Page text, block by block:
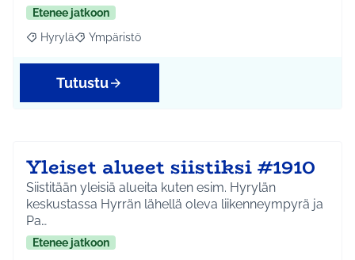
Etenee jatkoon
Rajaa tulokset aihepiirin mukaan: Hyrylä
Hyrylä Rajaa tulokset teeman mukaan: Ympäristö
Ympäristö
Tutustu
Yleiset alueet siistiksi #1910
Siistitään yleisiä alueita kuten esim. Hyrylän
keskustassa Hyrrän lähellä oleva liikenneympyrä ja
Pa…
Etenee jatkoon